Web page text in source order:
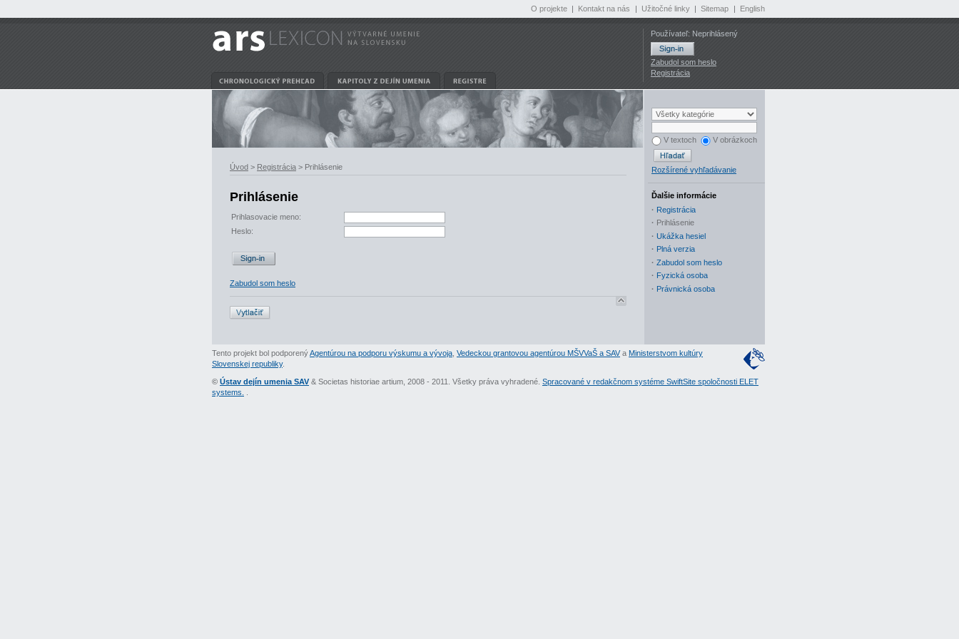
O projekte | Kontakt na nás | Užitočné linky | Sitemap | English
Používateľ: Neprihlásený
Zabudol som heslo
Registrácia
Úvod > Registrácia > Prihlásenie
Prihlásenie
Prihlasovacie meno:
Heslo:
Zabudol som heslo
V textoch V obrázkoch
Rozšírené vyhľadávanie
Ďalšie informácie
· Registrácia
· Prihlásenie
· Ukážka hesiel
· Plná verzia
· Zabudol som heslo
· Fyzická osoba
· Právnická osoba
Tento projekt bol podporenýAgentúrou na podporu výskumu a vývoja Vedeckou grantovou agentúrou MŠVVaŠ a SAVa Ministerstvom kultúry
Slovenskej republiky.
© Ústav dejín umenia SAV & Societas historiae artium, 2008 - 2011. Všetky práva vyhradené. Spracované v redakčnom systéme SwiftSite spoločnosti ELET
systems.